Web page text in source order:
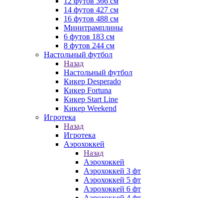
14 футов 427 см
16 футов 488 см
Минитрамплины
6 футов 183 см
8 футов 244 см
Настольный футбол
Назад
Настольный футбол
Кикер Desperado
Кикер Fortuna
Кикер Start Line
Кикер Weekend
Игротека
Назад
Игротека
Аэрохоккей
Назад
Аэрохоккей
Аэрохоккей 3 фт
Аэрохоккей 5 фт
Аэрохоккей 6 фт